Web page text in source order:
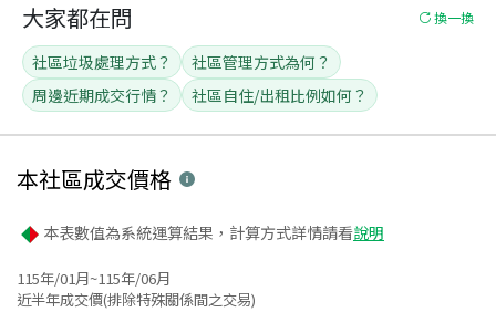
大家都在問 換一換
社區垃圾處理方式？
社區管理方式為何？
周邊近期成交行情？
社區自住/出租比例如何？
本社區成交價格
本表數值為系統運算結果，計算方式詳情請看說明
115年/01月~115年/06月
近半年成交價(排除特殊關係間之交易)